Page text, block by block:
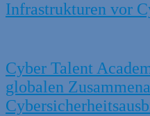
Infrastrukturen vor
Cyber Talent
globalen